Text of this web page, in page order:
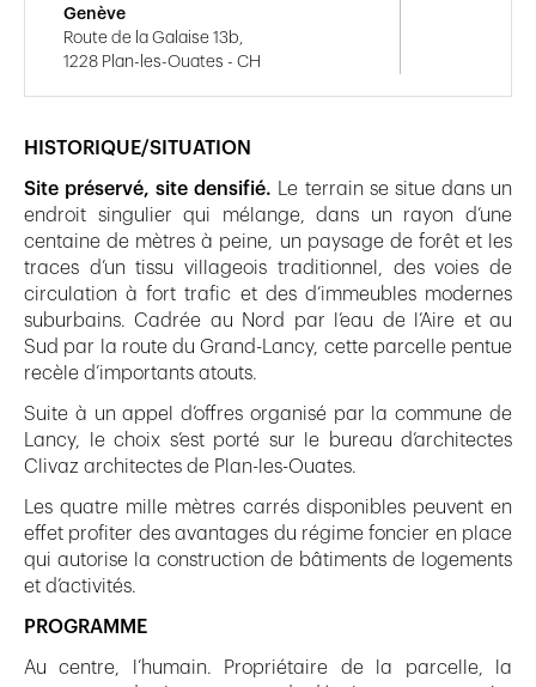
HISTORIQUE/SITUATION
Site préservé, site densifié.
Le terrain se situe dans un
endroit singulier qui mélange, dans un rayon d’une
centaine de mètres à peine, un paysage de forêt et les
traces d’un tissu villageois traditionnel, des voies de
circulation à fort trafic et des d’immeubles modernes
suburbains. Cadrée au Nord par l’eau de l’Aire et au
Sud par la route du Grand-Lancy, cette parcelle pentue
recèle d’importants atouts.
Suite à un appel d’offres organisé par la commune de
Lancy, le choix s’est porté sur le bureau d’architectes
Clivaz architectes de Plan-les-Ouates.
Les quatre mille mètres carrés disponibles peuvent en
effet profiter des avantages du régime foncier en place
qui autorise la construction de bâtiments de logements
et d’activités.
PROGRAMME
Au centre, l’humain. Propriétaire de la parcelle, la
Genève
Route de la Galaise 13b,
1228 Plan-les-Ouates - CH